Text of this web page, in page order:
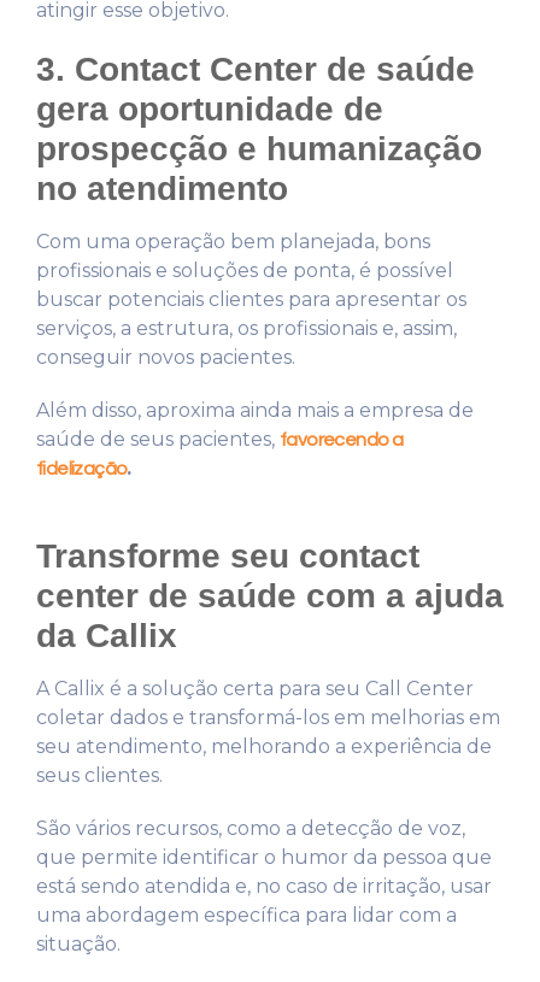
atingir esse objetivo.
3. Contact Center de saúde
gera oportunidade de
prospecção e humanização
no atendimento
Com uma operação bem planejada, bons
profissionais e soluções de ponta, é possível
buscar potenciais clientes para apresentar os
serviços, a estrutura, os profissionais e, assim,
conseguir novos pacientes.
Além disso, aproxima ainda mais a empresa de
saúde de seus pacientes, favorecendo a
fidelização.
Transforme seu contact
center de saúde com a ajuda
da Callix
A Callix é a solução certa para seu Call Center
coletar dados e transformá-los em melhorias em
seu atendimento, melhorando a experiência de
seus clientes.
São vários recursos, como a detecção de voz,
que permite identificar o humor da pessoa que
está sendo atendida e, no caso de irritação, usar
uma abordagem específica para lidar com a
situação.